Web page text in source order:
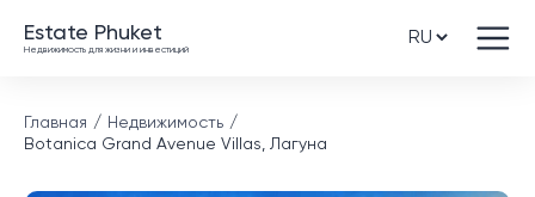
Estate Phuket
Недвижимость для жизни и инвестиций
Главная
Недвижимость
Botanica Grand Avenue Villas, Лагуна